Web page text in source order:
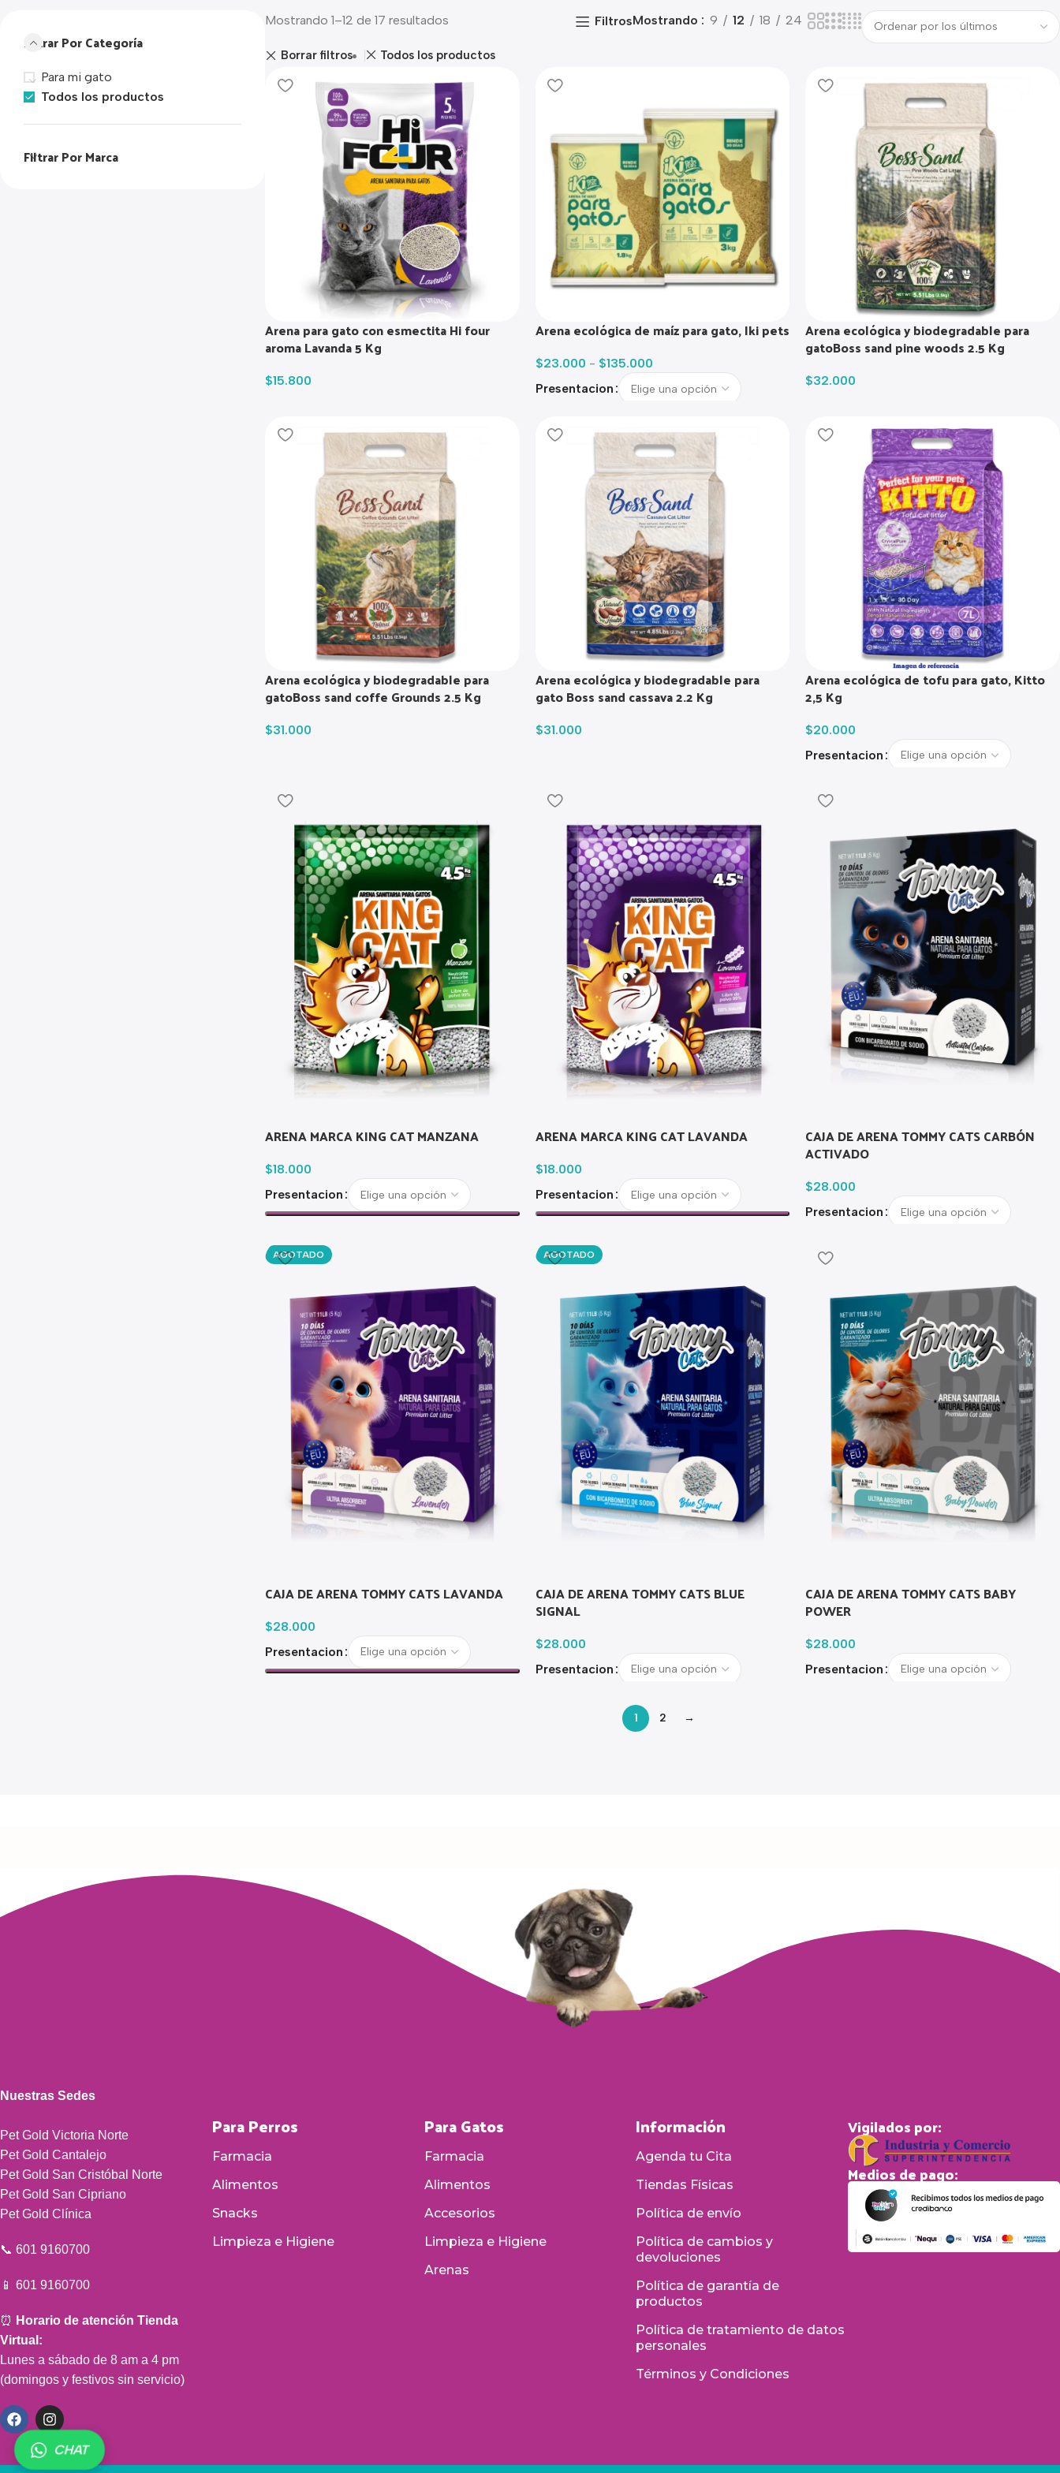
Filtrar Por Categoría
Para mi gato
Todos los productos
Filtrar Por Marca
Mostrando 1–12 de 17 resultados FiltrosMostrando 9 12 18 24
Borrar filtros Todos los productos
Arena para gato con esmectita Hi four
aroma Lavanda 5 Kg
$15.800
Arena ecológica de maíz para gato, Iki pets
$23.000 - $135.000
Presentacion
Arena ecológica y biodegradable para
gatoBoss sand pine woods 2.5 Kg
$32.000
Arena ecológica y biodegradable para
gatoBoss sand coffe Grounds 2.5 Kg
$31.000
Arena ecológica y biodegradable para
gato Boss sand cassava 2.2 Kg
$31.000
Arena ecológica de tofu para gato, Kitto
2,5 Kg
$20.000
Presentacion
ARENA MARCA KING CAT MANZANA
$18.000
Presentacion
ARENA MARCA KING CAT LAVANDA
$18.000
Presentacion
CAJA DE ARENA TOMMY CATS CARBÓN
ACTIVADO
$28.000
Presentacion
AGOTADO
CAJA DE ARENA TOMMY CATS LAVANDA
$28.000
Presentacion
AGOTADO
CAJA DE ARENA TOMMY CATS BLUE
SIGNAL
$28.000
Presentacion
CAJA DE ARENA TOMMY CATS BABY
POWER
$28.000
Presentacion
1 2 →
Nuestras Sedes
Pet Gold Victoria Norte
Pet Gold Cantalejo
Pet Gold San Cristóbal Norte
Pet Gold San Cipriano
Pet Gold Clínica
📞 601 9160700
📱 601 9160700
⏰ Horario de atención Tienda
Virtual:
Lunes a sábado de 8 am a 4 pm
(domingos y festivos sin servicio)
Para Perros
Farmacia
Alimentos
Snacks
Limpieza e Higiene
Para Gatos
Farmacia
Alimentos
Accesorios
Limpieza e Higiene
Arenas
Información
Agenda tu Cita
Tiendas Físicas
Política de envío
Política de cambios y
devoluciones
Política de garantía de
productos
Política de tratamiento de datos
personales
Términos y Condiciones
Vigilados por:
Medios de pago:
CHAT